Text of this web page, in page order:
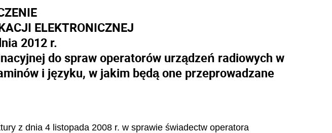
ELEKTRONICZNEJ
2012 r.
do spraw operatorów urządzeń radiowych w
i języku, w jakim będą one przeprowadzane
z dnia 4 listopada 2008 r. w sprawie świadectw operatora